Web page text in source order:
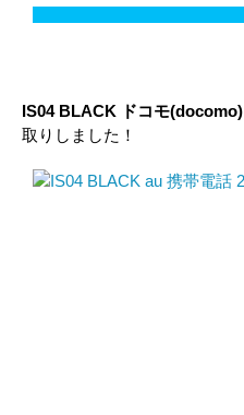
IS04 BLACK ドコモ(docomo)
取りしました！